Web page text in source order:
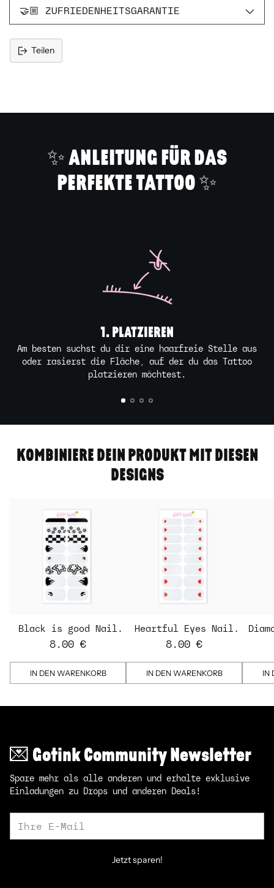
🤝🏼 ZUFRIEDENHEITSGARANTIE
Teilen
✨ ANLEITUNG FÜR DAS
PERFEKTE TATTOO ✨
1. PLATZIEREN
Am besten suchst du dir eine haarfreie Stelle aus
oder rasierst die Fläche, auf der du das Tattoo
platzieren möchtest.
KOMBINIERE DEIN PRODUKT MIT DIESEN
DESIGNS
Black is good Nail
Strips
8.00 €
IN DEN WARENKORB
Heartful Eyes Nail
Strips - transparent
8.00 €
IN DEN WARENKORB IN
💌 Gotink Community Newsletter
Spare mehr als alle anderen und erhalte exklusive
Einladungen zu Drops und anderen Deals!
E-
Jetzt sparen!